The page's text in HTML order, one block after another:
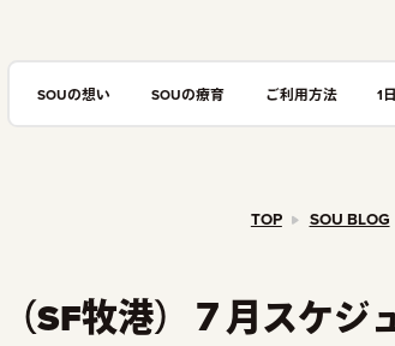
SOUの想い SOUの療育 ご利用方法 1
TOP SOU BLOG
（SF牧港）７月スケジ